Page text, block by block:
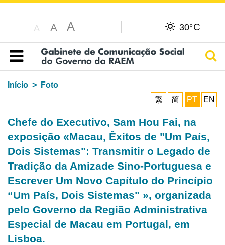
A A A 30°C
Índice
Início
Foto
繁
简 PT EN
Chefe do Executivo, Sam Hou Fai, na
exposição «Macau, Êxitos de "Um País,
Dois Sistemas": Transmitir o Legado de
Tradição da Amizade Sino-Portuguesa e
Escrever Um Novo Capítulo do Princípio
“Um País, Dois Sistemas" », organizada
pelo Governo da Região Administrativa
Especial de Macau em Portugal, em
Lisboa.